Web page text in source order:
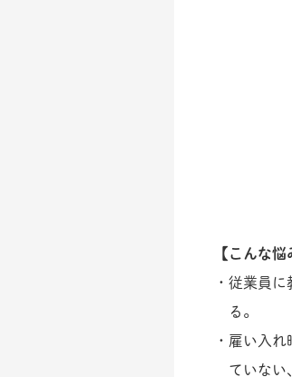
【こんな
・従業員
る。
・雇い入
ていない